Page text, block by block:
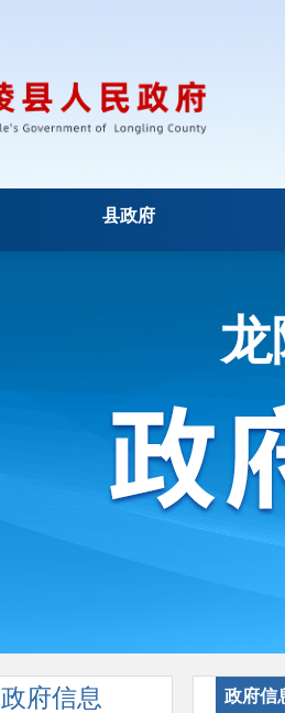
县政府
政府信息
政府信